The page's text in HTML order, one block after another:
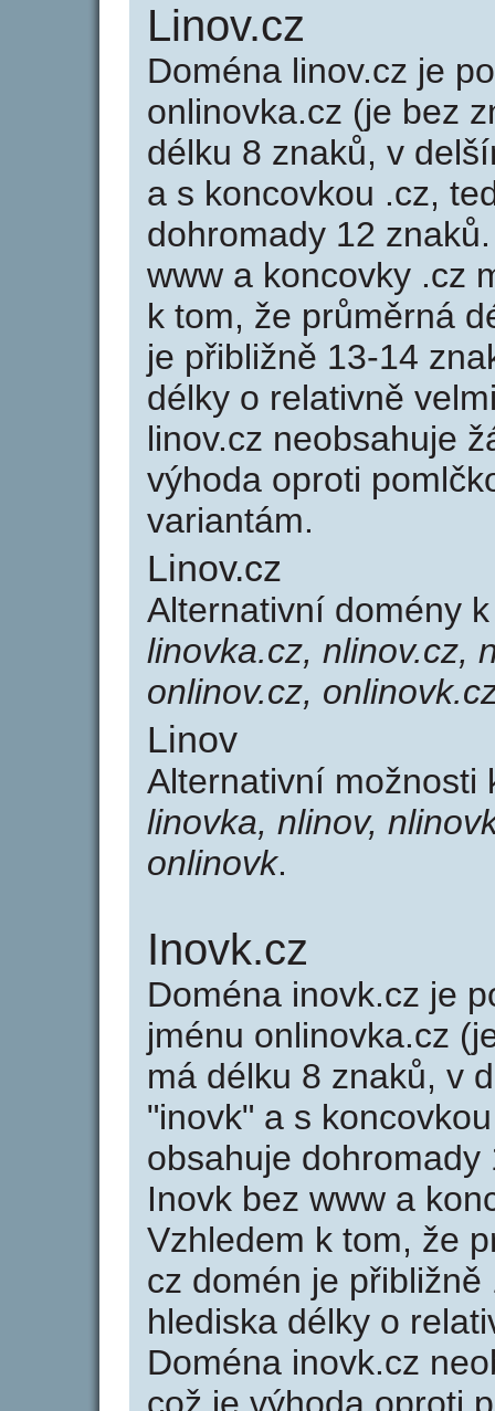
Linov.cz
Doména linov.cz je
onlinovka.cz (je bez
délku 8 znaků, v
a s koncovkou .cz,
dohromady 12
www a koncovky .cz
k tom, že průměrná
je přibližně 13-14
délky o relativně
linov.cz neobsahuje
výhoda oproti
variantám.
Linov.cz
Alternativní domény
linovka.cz, nlinov.cz,
onlinov.cz,
Linov
Alternativní možnosti
linovka, nlinov,
onlinovk.
Inovk.cz
Doména inovk.cz je
jménu onlinovka.cz
má délku 8 znaků, v
"inovk" a s
obsahuje
Inovk bez www a
Vzhledem k tom, že
cz domén je
hlediska délky o
Doména inovk.cz